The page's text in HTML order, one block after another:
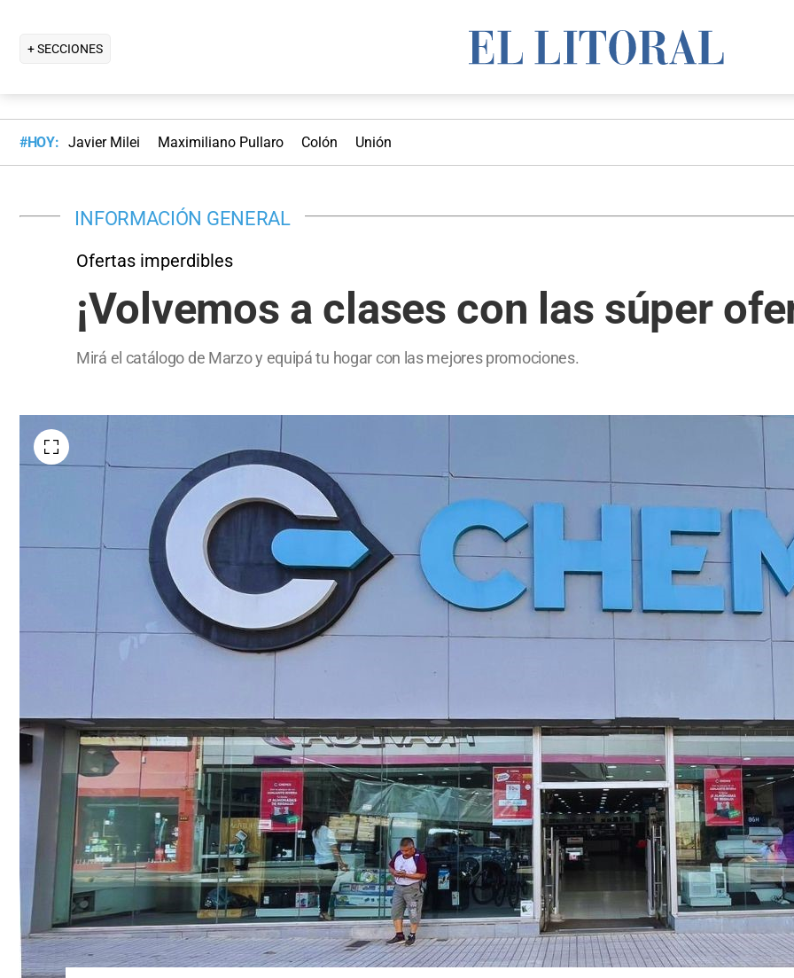
+ SECCIONES
#HOY: Javier Milei Maximiliano Pullaro Colón Unión
INFORMACIÓN GENERAL
Ofertas imperdibles
¡Volvemos a clases con las súper
Mirá el catálogo de Marzo y equipá tu hogar con las mejores promociones.